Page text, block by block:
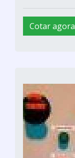
Cotar agora